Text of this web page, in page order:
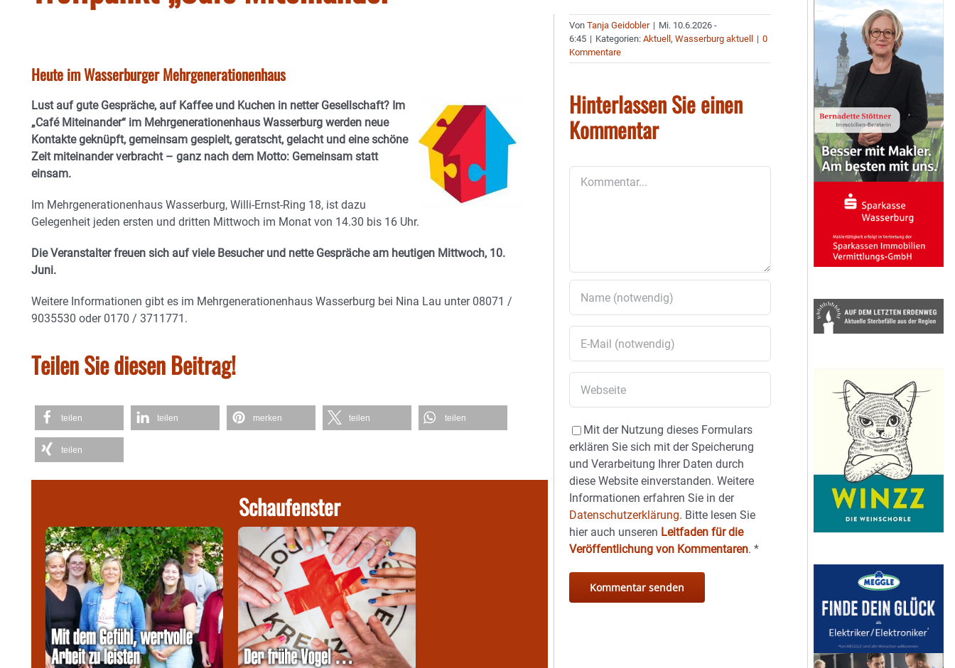
Heute im Wasserburger Mehrgenerationenhaus
Lust auf gute Gespräche, auf Kaffee und Kuchen in netter Gesellschaft? Im
„Café Miteinander“ im Mehrgenerationenhaus Wasserburg werden neue
Kontakte geknüpft, gemeinsam gespielt, geratscht, gelacht und eine schöne
Zeit miteinander verbracht – ganz nach dem Motto: Gemeinsam statt
einsam.
Im Mehrgenerationenhaus Wasserburg, Willi-Ernst-Ring 18, ist dazu
Gelegenheit jeden ersten und dritten Mittwoch im Monat von 14.30 bis 16 Uhr.
Die Veranstalter freuen sich auf viele Besucher und nette Gespräche am heutigen Mittwoch, 10.
Juni.
Weitere Informationen gibt es im Mehrgenerationenhaus Wasserburg bei Nina Lau unter 08071 /
9035530 oder 0170 / 3711771.
Teilen Sie diesen Beitrag!
teilen teilen merken teilen teilen
teilen
Schaufenster
VonTanja Geidobler | Mi. 10.6.2026 -
6:45 | Kategorien:Aktuell,Wasserburg aktuell | 0
Kommentare
Hinterlassen Sie einen
Kommentar
Mit der Nutzung dieses Formulars
erklären Sie sich mit der Speicherung
und Verarbeitung Ihrer Daten durch
diese Website einverstanden. Weitere
Informationen erfahren Sie in der
Datenschutzerklärung. Bitte lesen Sie
hier auch unseren Leitfaden für die
Veröffentlichung von Kommentaren.*